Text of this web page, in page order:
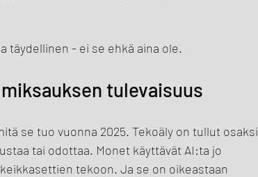
täydellinen - ei se ehkä aina ole.
tulevaisuus
se tuo vuonna 2025. Tekoäly on tullut osaksi
tai odottaa. Monet käyttävät AI:ta jo
tekoon. Ja se on oikeastaan